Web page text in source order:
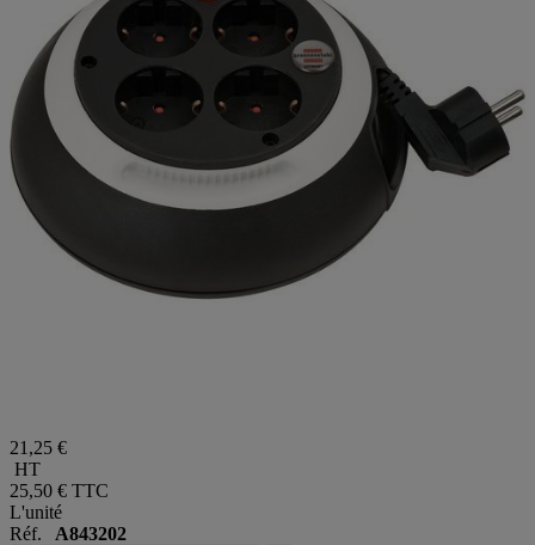
21,25 €
HT
25,50 € TTC
L'unité
Réf. A843202